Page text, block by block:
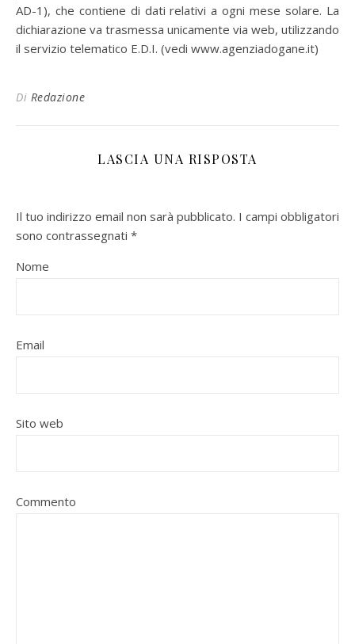
AD-1), che contiene di dati relativi a ogni mese solare. La
dichiarazione va trasmessa unicamente via web, utilizzando
il servizio telematico E.D.I. (vedi www.agenziadogane.it)
Di Redazione
LASCIA UNA RISPOSTA
Il tuo indirizzo email non sarà pubblicato. I campi obbligatori
sono contrassegnati *
Nome
Email
Sito web
Commento